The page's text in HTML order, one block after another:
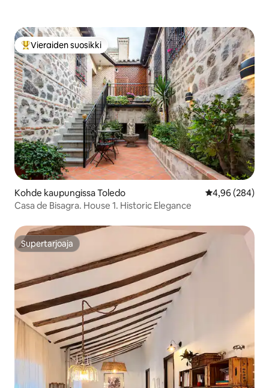
Vieraiden suosikkien parhaimmistoa
Vieraiden suosikki
Kohde kaupungissa Toledo
4,96 (284)
Casa de Bisagra. House 1. Historic Elegance
Supertarjoaja
Supertarjoaja